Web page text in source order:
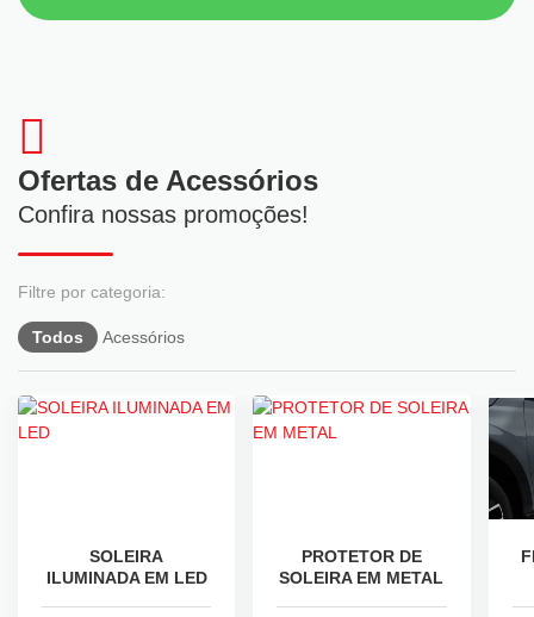
Ofertas de Acessórios
Confira nossas promoções!
Todos Acessórios
SOLEIRA
ILUMINADA EM LED
PROTETOR DE
SOLEIRA EM METAL